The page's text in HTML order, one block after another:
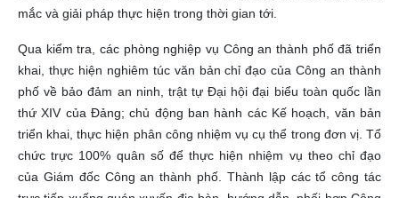
mắc và giải pháp thực hiện trong thời gian tới.
Qua kiểm tra, các phòng nghiệp vụ Công an thành phố đã triển
khai, thực hiện nghiêm túc văn bản chỉ đạo của Công an thành
phố về bảo đảm an ninh, trật tự Đại hội đại biểu toàn quốc lần
thứ XIV của Đảng; chủ động ban hành các Kế hoạch, văn bản
triển khai, thực hiện phân công nhiệm vụ cụ thể trong đơn vị. Tổ
chức trực 100% quân số để thực hiện nhiệm vụ theo chỉ đạo
của Giám đốc Công an thành phố. Thành lập các tổ công tác